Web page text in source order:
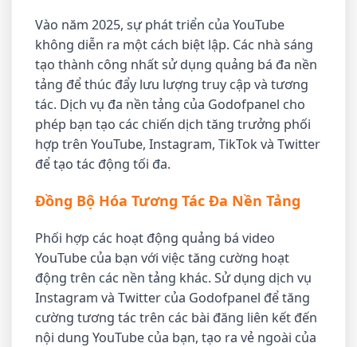
Vào năm 2025, sự phát triển của YouTube
không diễn ra một cách biệt lập. Các nhà sáng
tạo thành công nhất sử dụng quảng bá đa nền
tảng để thúc đẩy lưu lượng truy cập và tương
tác. Dịch vụ đa nền tảng của Godofpanel cho
phép bạn tạo các chiến dịch tăng trưởng phối
hợp trên YouTube, Instagram, TikTok và Twitter
để tạo tác động tối đa.
Đồng Bộ Hóa Tương Tác Đa Nền Tảng
Phối hợp các hoạt động quảng bá video
YouTube của bạn với việc tăng cường hoạt
động trên các nền tảng khác. Sử dụng dịch vụ
Instagram và Twitter của Godofpanel để tăng
cường tương tác trên các bài đăng liên kết đến
nội dung YouTube của bạn, tạo ra vẻ ngoài của